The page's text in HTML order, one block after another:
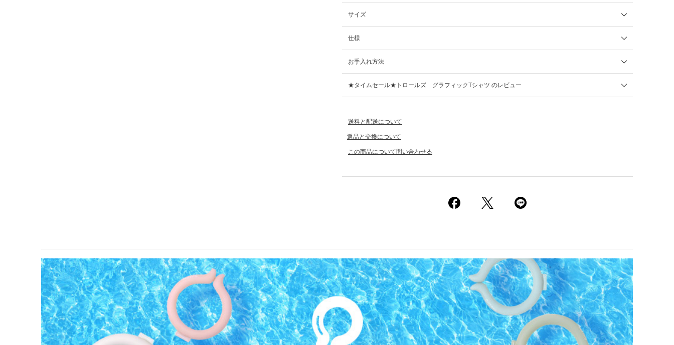
サイズ
仕様
お手入れ方法
★タイムセール★トロールズ グラフィックTシャツ のレビュー
送料と配送について
返品と交換について
この商品について問い合わせる